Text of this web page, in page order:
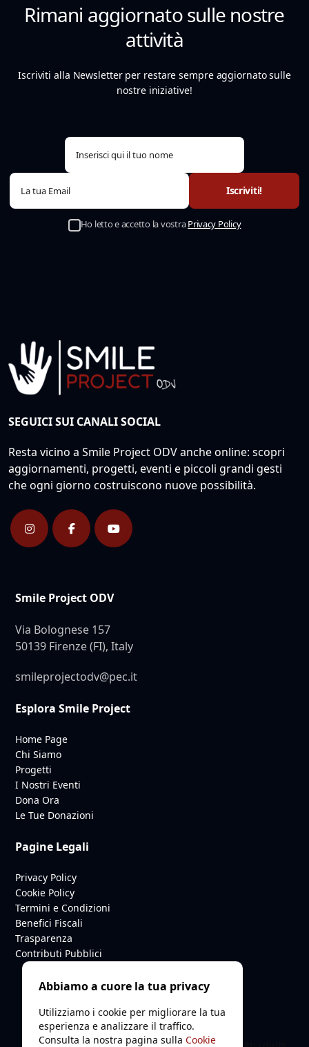
Rimani aggiornato sulle nostre
attività
Iscriviti alla Newsletter per restare sempre aggiornato sulle
nostre iniziative!
Ho letto e accetto la vostraPrivacy Policy
SEGUICI SUI CANALI SOCIAL
Resta vicino a Smile Project ODV anche online: scopri
aggiornamenti, progetti, eventi e piccoli grandi gesti
che ogni giorno costruiscono nuove possibilità.
Smile Project ODV
Via Bolognese 157
50139 Firenze (FI), Italy
smileprojectodv@pec.it
Esplora Smile Project
Home Page
Chi Siamo
Progetti
I Nostri Eventi
Dona Ora
Le Tue Donazioni
Pagine Legali
Privacy Policy
Cookie Policy
Termini e Condizioni
Benefici Fiscali
Trasparenza
Contributi Pubblici
Abbiamo a cuore la tua privacy
Utilizziamo i cookie per migliorare la tua
esperienza e analizzare il traffico.
Consulta la nostra pagina sulla Cookie